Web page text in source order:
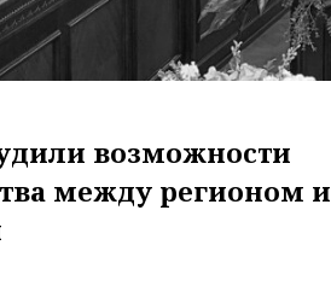
возможности
между регионом и